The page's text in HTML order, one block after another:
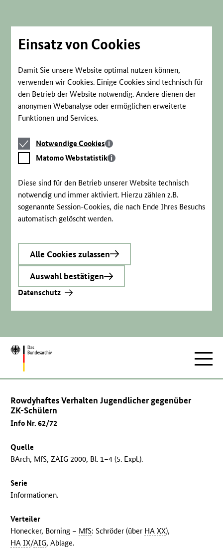
Einsatz von Cookies
Damit Sie unsere Website optimal nutzen können,
verwenden wir Cookies. Einige Cookies sind technisch für
den Betrieb der Website notwendig. Andere dienen der
anonymen Webanalyse oder ermöglichen erweiterte
Funktionen und Services.
Notwendige
Cookies
Notwendige Cookies
Matomo
Webstatistik
Matomo Webstatistik
Diese sind für den Betrieb unserer Website technisch
notwendig und immer aktiviert. Hierzu zählen z.B.
sogenannte Session-Cookies, die nach Ende Ihres Besuchs
automatisch gelöscht werden.
Alle Cookies zulassen
Auswahl bestätigen
Datenschutz
Zur
Rowdyhaftes Verhalten Jugendlicher gegenüber
ZK-Schülern
Info Nr. 62/72
Quelle
BArch, MfS,ZAIG 2000, Bl. 1–4 (5. Expl.).
Serie
Informationen.
Verteiler
Honecker, Borning – MfS: Schröder (über HA XX),
HA IX/AIG, Ablage.